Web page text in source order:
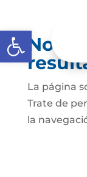
Abrir barra de
No
La página
Trate de
la